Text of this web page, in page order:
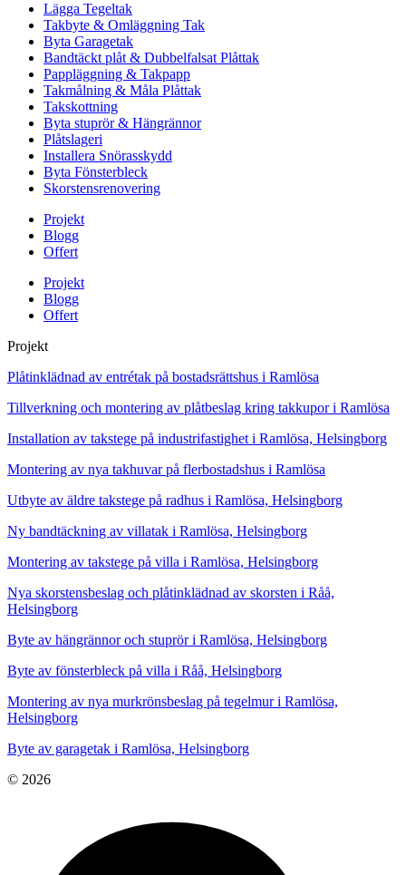
Lägga Tegeltak
Takbyte & Omläggning Tak
Byta Garagetak
Bandtäckt plåt & Dubbelfalsat Plåttak
Pappläggning & Takpapp
Takmålning & Måla Plåttak
Takskottning
Byta stuprör & Hängrännor
Plåtslageri
Installera Snörasskydd
Byta Fönsterbleck
Skorstensrenovering
Projekt
Blogg
Offert
Projekt
Blogg
Offert
Projekt
Plåtinklädnad av entrétak på bostadsrättshus i Ramlösa
Tillverkning och montering av plåtbeslag kring takkupor i Ramlösa
Installation av takstege på industrifastighet i Ramlösa, Helsingborg
Montering av nya takhuvar på flerbostadshus i Ramlösa
Utbyte av äldre takstege på radhus i Ramlösa, Helsingborg
Ny bandtäckning av villatak i Ramlösa, Helsingborg
Montering av takstege på villa i Ramlösa, Helsingborg
Nya skorstensbeslag och plåtinklädnad av skorsten i Råå,
Helsingborg
Byte av hängrännor och stuprör i Ramlösa, Helsingborg
Byte av fönsterbleck på villa i Råå, Helsingborg
Montering av nya murkrönsbeslag på tegelmur i Ramlösa,
Helsingborg
Byte av garagetak i Ramlösa, Helsingborg
© 2026